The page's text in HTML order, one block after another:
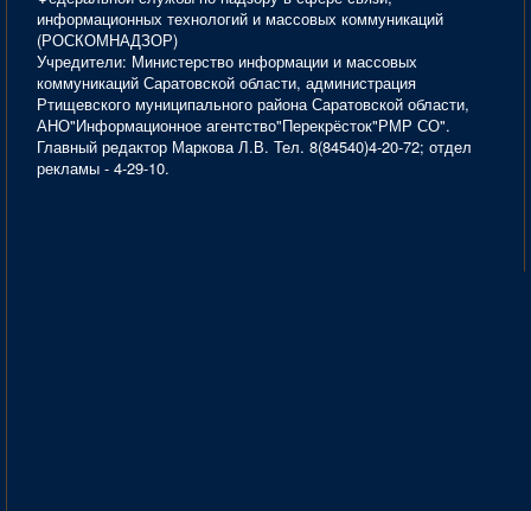
информационных технологий и массовых коммуникаций
(РОСКОМНАДЗОР)
Учредители: Министерство информации и массовых
коммуникаций Саратовской области, администрация
Ртищевского муниципального района Саратовской области,
АНО"Информационное агентство"Перекрёсток"РМР СО".
Главный редактор Маркова Л.В. Тел. 8(84540)4-20-72; отдел
рекламы - 4-29-10.